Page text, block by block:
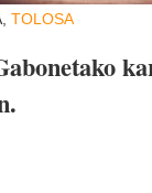
TOLOSA